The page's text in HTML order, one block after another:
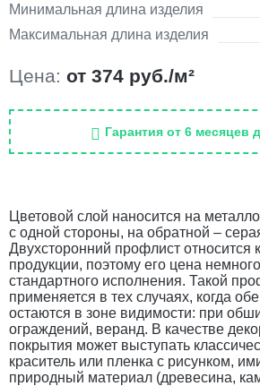
Минимальная длина изделия
Максимальная длина изделия
Цена: от 374 руб./м²
Гарантия от 6 месяцев
Цветовой слой наносится на
с одной стороны, на обратной –
Двухсторонний профлист относится
продукции, поэтому его цена
стандартного исполнения. Такой
применяется в тех случаях, когда
остаются в зоне видимости: при
ограждений, веранд. В качестве
покрытия может выступать
краситель или пленка с рисунком,
природный материал (древесина,